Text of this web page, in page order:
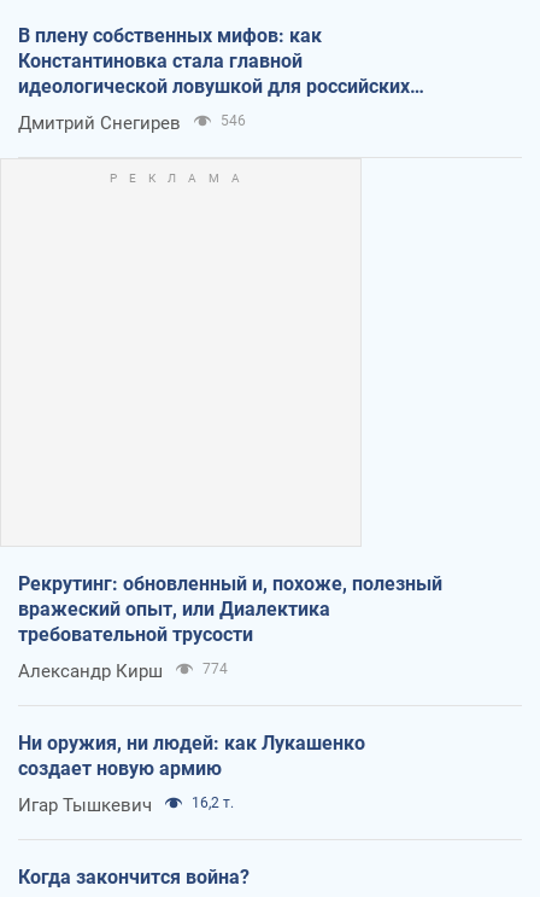
В плену собственных мифов: как
Константиновка стала главной
идеологической ловушкой для российских
оккупантов
Дмитрий Снегирев 546
Рекрутинг: обновленный и, похоже, полезный
вражеский опыт, или Диалектика
требовательной трусости
Александр Кирш 774
Ни оружия, ни людей: как Лукашенко
создает новую армию
Игар Тышкевич 16,2 т.
Когда закончится война?